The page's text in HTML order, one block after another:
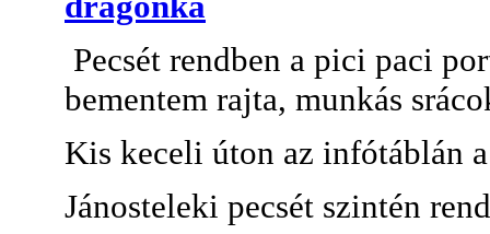
Pecsét rendben a pici paci
bementem rajta, munkás
Kis keceli úton az infótáblán
Jánosteleki pecsét szintén